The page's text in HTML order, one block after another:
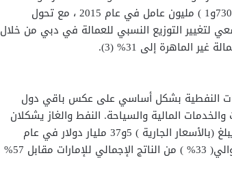
للعمالة غير الماهرة .، ومن المتوقع أن يرتفع عددهم إلى ( 730و1 ) مليون عامل في عام 2015 ، مع تحول
لتغيير التوزيع النسبي للعمالة في دبي من خلال
النفطية بشكل أساسي على عكس باقي دول
المالية والسياحة. النفط والغاز يشكلان
نحو 5% من إجمالي الناتج المحلي الإجمالي في دبي الذي يبلغ (بالأسعار الجارية ) 5و37 مليار دولار في عام
2005 مرتفعا من 17 مليار دولار عام 2000 ، وهي تسهم بحوالي( 33% ) من الناتج الإجمالي للإمارات مقابل 57%